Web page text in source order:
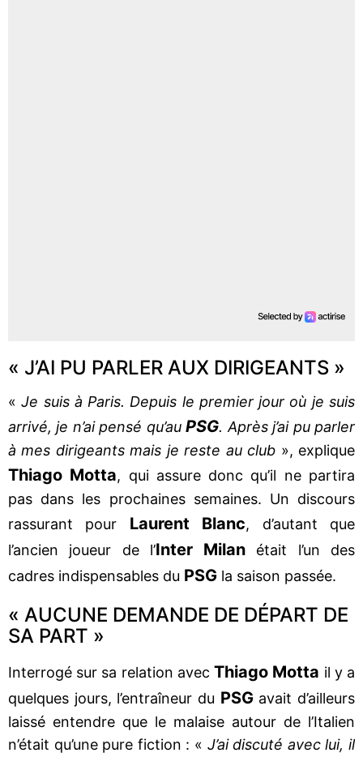
« J’AI PU PARLER AUX DIRIGEANTS »
«Je suis à Paris. Depuis le premier jour où je suis
arrivé, je n’ai pensé qu’auPSG. Après j’ai pu parler
à mes dirigeants mais je reste au club », explique
Thiago Motta, qui assure donc qu’il ne partira
pas dans les prochaines semaines. Un discours
rassurant pour Laurent Blanc, d’autant que
l’ancien joueur de l’Inter Milan était l’un des
cadres indispensables du PSG la saison passée.
« AUCUNE DEMANDE DE DÉPART DE
SA PART »
Interrogé sur sa relation avecThiago Motta il y a
quelques jours, l’entraîneur du PSGavait d’ailleurs
laissé entendre que le malaise autour de l’Italien
n’était qu’une pure fiction : « J’ai discuté avec lui, il